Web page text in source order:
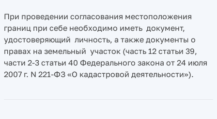
При проведении согласования местоположения
границ при себе необходимо иметь документ,
удостоверяющий личность, а также документы о
правах на земельный участок (часть 12 статьи 39,
части 2-3 статьи 40 Федерального закона от 24 июля
2007 г. N 221-ФЗ «О кадастровой деятельности»).